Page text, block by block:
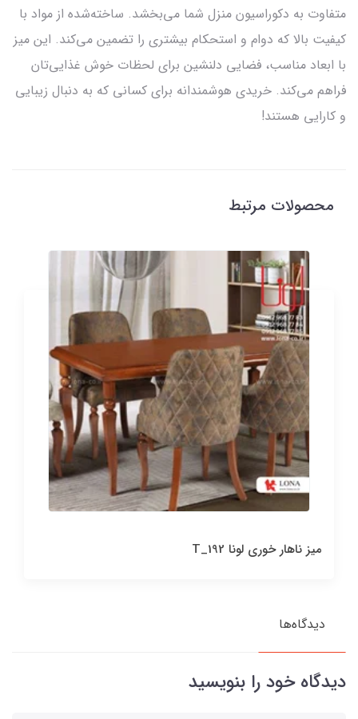
متفاوت به دکوراسیون منزل شما می‌بخشد. ساخته‌شده از مواد با
کیفیت بالا که دوام و استحکام بیشتری را تضمین می‌کند. این میز
با ابعاد مناسب، فضایی دلنشین برای لحظات خوش غذایی‌تان
فراهم می‌کند. خریدی هوشمندانه برای کسانی که به دنبال زیبایی
و کارایی هستند!
محصولات مرتبط
میز ناهار خوری لونا T_192
دیدگاه‌ها
دیدگاه خود را بنویسید